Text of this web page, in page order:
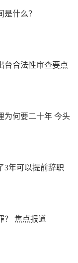
什么？
台合法性审查要点
为何要二十年 今头
3年可以提前辞职
？ 焦点报道